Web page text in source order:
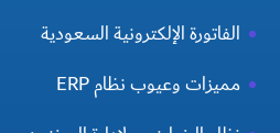
الفاتورة الإلكترونية السعودية
مميزات وعيوب نظام ERP